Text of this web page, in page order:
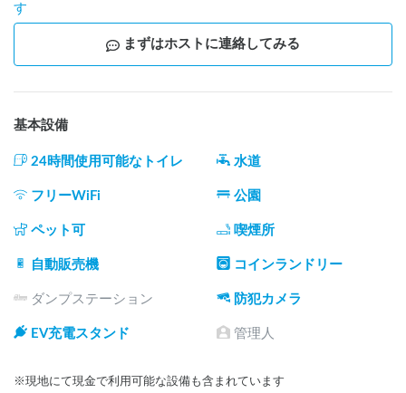
す
まずはホストに連絡してみる
基本設備
24時間使用可能なトイレ 水道
フリーWiFi 公園
ペット可 喫煙所
自動販売機 コインランドリー
ダンプステーション 防犯カメラ
EV充電スタンド 管理人
※現地にて現金で利用可能な設備も含まれています